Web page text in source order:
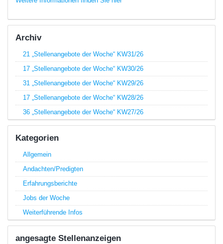
Archiv
21 „Stellenangebote der Woche“ KW31/26
17 „Stellenangebote der Woche“ KW30/26
31 „Stellenangebote der Woche“ KW29/26
17 „Stellenangebote der Woche“ KW28/26
36 „Stellenangebote der Woche“ KW27/26
Kategorien
Allgemein
Andachten/Predigten
Erfahrungsberichte
Jobs der Woche
Weiterführende Infos
angesagte Stellenanzeigen